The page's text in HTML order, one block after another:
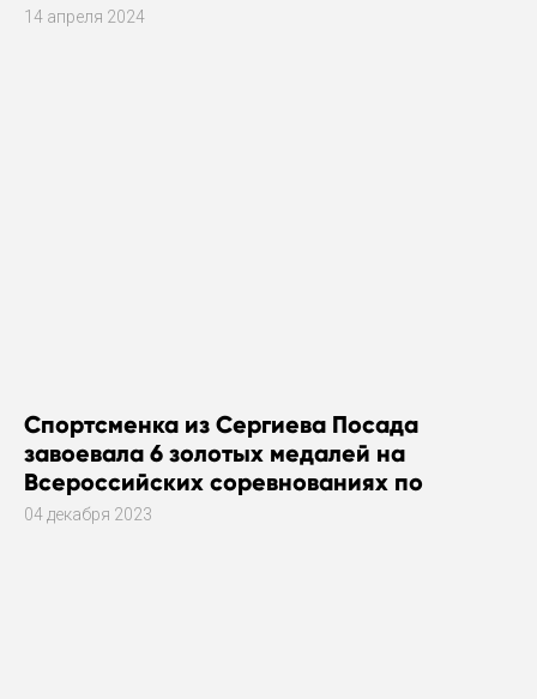
14 апреля 2024
Спортсменка из Сергиева Посада
завоевала 6 золотых медалей на
Всероссийских соревнованиях по
плаванию
04 декабря 2023